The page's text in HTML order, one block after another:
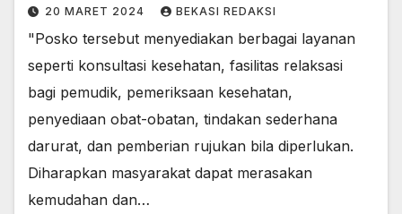
20 MARET 2024 BEKASI REDAKSI
"Posko tersebut menyediakan berbagai layanan
seperti konsultasi kesehatan, fasilitas relaksasi
bagi pemudik, pemeriksaan kesehatan,
penyediaan obat-obatan, tindakan sederhana
darurat, dan pemberian rujukan bila diperlukan.
Diharapkan masyarakat dapat merasakan
kemudahan dan…